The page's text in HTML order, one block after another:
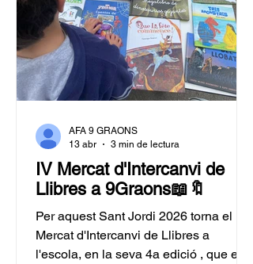
IV Mercat d'Intercanvi de
Llibres a 9Graons📖🔖
Per aquest Sant Jordi 2026 torna el
Mercat d'Intercanvi de Llibres a
l'escola, en la seva 4a edició , que es
AFA 9 GRAONS
13 abr
3 min de lectura